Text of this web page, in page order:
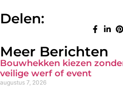
Delen:
Meer Berichten
Bouwhekken kiezen
veilige werf of event
augustus 7, 2026